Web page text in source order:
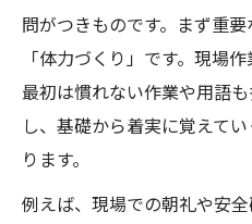
問がつきものです。まず重
「体力づくり」です。現場
最初は慣れない作業や用語
し、基礎から着実に覚えて
ります。
例えば、現場での朝礼や安